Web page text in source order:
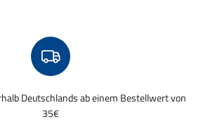
Deutschlands ab einem Bestellwert von
35€